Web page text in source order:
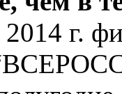
2014 г.